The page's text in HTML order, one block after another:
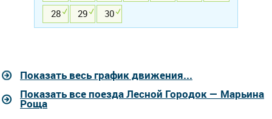
28
29 30
Показать весь график движения...
Показать все поезда Лесной Городок — Марьина
Роща